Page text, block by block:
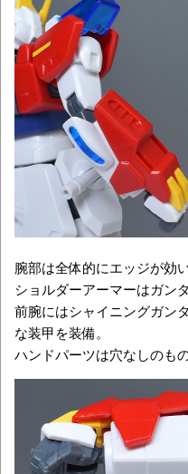
腕部は全体的にエッジが効
ショルダーアーマーはガン
前腕にはシャイニングガン
な装甲を装備。
ハンドパーツは穴なしのも